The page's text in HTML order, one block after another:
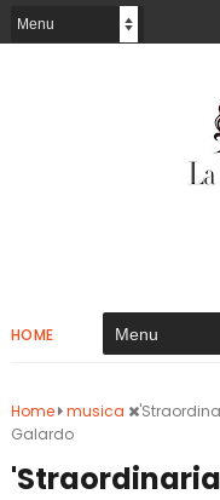
HOME
Home musica
Galardo